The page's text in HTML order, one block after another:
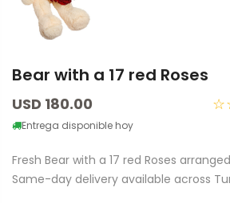
Bear with a 17 red Roses
USD 180.00
Entrega disponible hoy
Fresh Bear with a 17 red Roses
Same-day delivery available across